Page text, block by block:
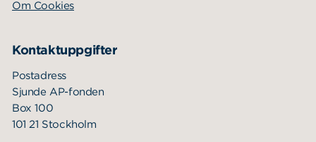
Om Cookies
Kontaktuppgifter
Postadress
Sjunde AP-fonden
Box 100
101 21 Stockholm